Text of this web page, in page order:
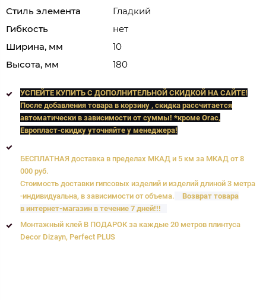
Стиль элемента
Гладкий
Гибкость
нет
Ширина, мм
10
Высота, мм
180
УСПЕЙТЕ КУПИТЬ C ДОПОЛНИТЕЛЬНОЙ СКИДКОЙ НА САЙТЕ!
После добавления товара в корзину , скидка рассчитается
автоматически в зависимости от суммы! *кроме Orac,
Европласт-скидку уточняйте у менеджера!
БЕСПЛАТНАЯ доставка в пределах МКАД и 5 км за МКАД от 8
000 руб.
Стоимость доставки гипсовых изделий и изделий длиной 3 метра
-индивидуальна, в зависимости от объема.
Возврат товара
в интернет-магазин в течение 7 дней!!!
Монтажный клей В ПОДАРОК за каждые 20 метров плинтуса
Decor Dizayn, Perfect PLUS